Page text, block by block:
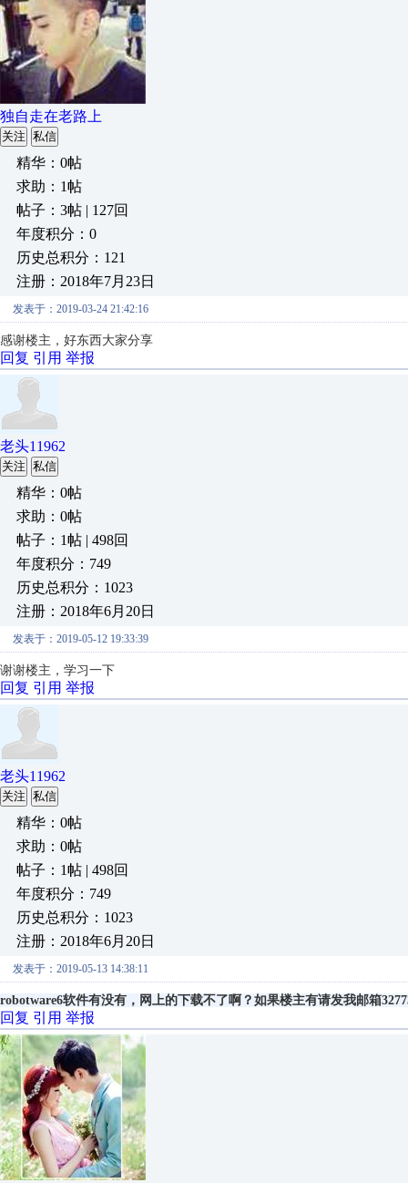
独自走在老路上
关注 私信
精华：0帖
求助：1帖
帖子：3帖 | 127回
年度积分：0
历史总积分：121
注册：2018年7月23日
发表于：2019-03-24 21:42:16
感谢楼主，好东西大家分享
回复 引用 举报
老头11962
关注 私信
精华：0帖
求助：0帖
帖子：1帖 | 498回
年度积分：749
历史总积分：1023
注册：2018年6月20日
发表于：2019-05-12 19:33:39
谢谢楼主，学习一下
回复 引用 举报
老头11962
关注 私信
精华：0帖
求助：0帖
帖子：1帖 | 498回
年度积分：749
历史总积分：1023
注册：2018年6月20日
发表于：2019-05-13 14:38:11
robotware6软件有没有，网上的下载不了啊？如果楼主有请发我邮箱
回复 引用 举报